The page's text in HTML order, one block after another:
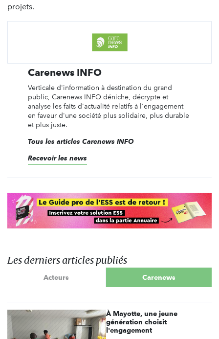
projets.
Carenews INFO
Verticale d'information à destination du grand
public, Carenews INFO déniche, décrypte et
analyse les faits d'actualité relatifs à l'engagement
en faveur d'une société plus solidaire, plus durable
et plus juste.
Tous les articles Carenews INFO
Recevoir les news
Les derniers articles publiés
Acteurs Carenews
À Mayotte, une jeune
génération choisit
l'engagement